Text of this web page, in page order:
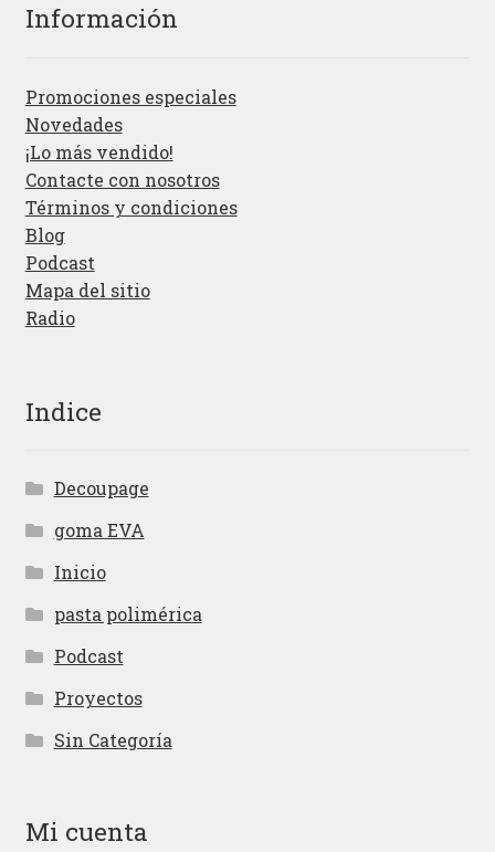
Información
Promociones especiales
Novedades
¡Lo más vendido!
Contacte con nosotros
Términos y condiciones
Blog
Podcast
Mapa del sitio
Radio
Indice
Decoupage
goma EVA
Inicio
pasta polimérica
Podcast
Proyectos
Sin Categoría
Mi cuenta